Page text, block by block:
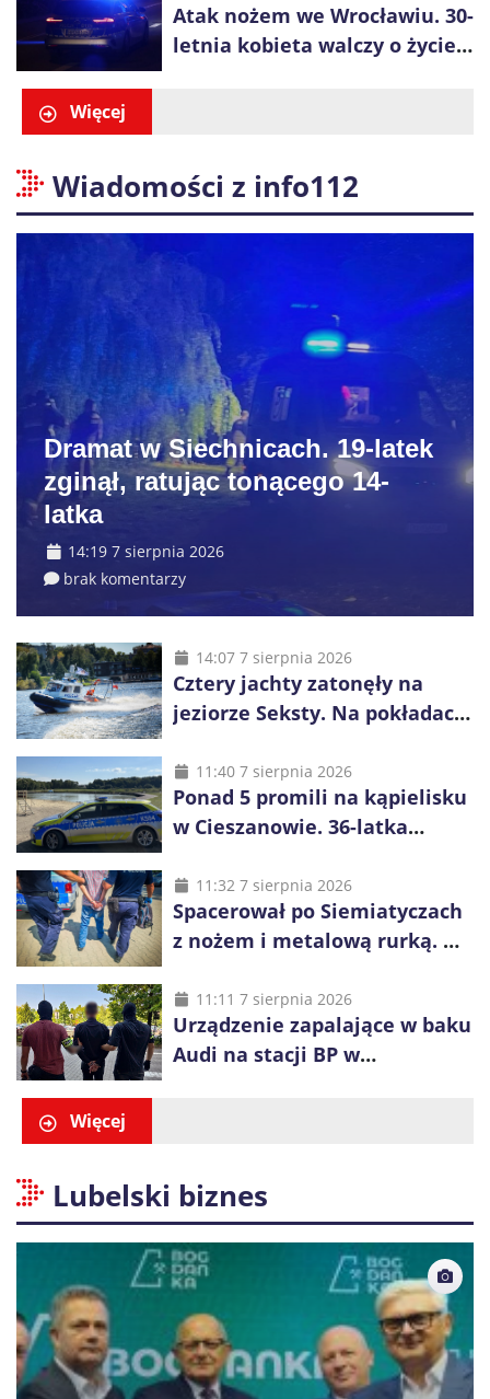
Atak nożem we Wrocławiu. 30-
letnia kobieta walczy o życie,
Więcej
Wiadomości z info112
Dramat w Siechnicach. 19-latek
zginął, ratując tonącego 14-
latka
14:19 7 sierpnia 2026
brak komentarzy
14:07 7 sierpnia 2026
Cztery jachty zatonęły na
jeziorze Seksty. Na pokładach
małoletnich
11:40 7 sierpnia 2026
Ponad 5 promili na kąpielisku
w Cieszanowie. 36-latka
z wody
11:32 7 sierpnia 2026
Spacerował po Siemiatyczach
z nożem i metalową rurką. W
alkohol i perfumy
11:11 7 sierpnia 2026
Urządzenie zapalające w baku
Audi na stacji BP w
Więcej
Lubelski biznes